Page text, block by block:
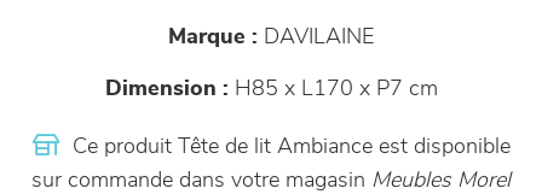
Marque : DAVILAINE
Dimension : H85 x L170 x P7 cm
Ce produit Tête de lit Ambiance est disponible
sur commande dans votre magasin Meubles Morel